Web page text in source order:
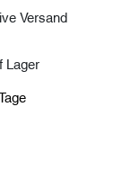
Versand
Lager